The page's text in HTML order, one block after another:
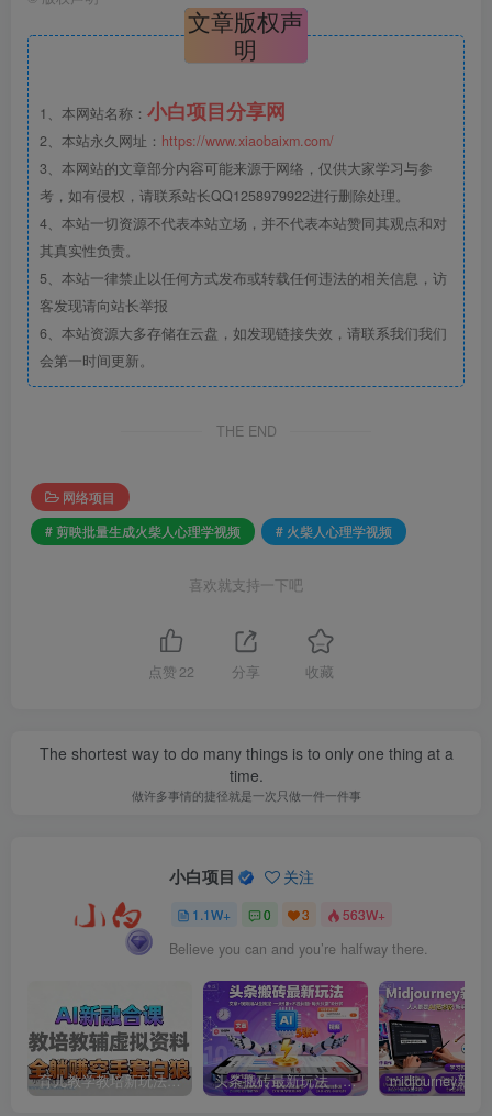
文章版权声
明
1、本网站名称： 小白项目分享网
2、本站永久网址： https://www.xiaobaixm.com/
3、本网站的文章部分内容可能来源于网络，仅供大家学习与参
考，如有侵权，请联系站长QQ1258979922进行删除处理。
4、本站一切资源不代表本站立场，并不代表本站赞同其观点和对
其真实性负责。
5、本站一律禁止以任何方式发布或转载任何违法的相关信息，访
客发现请向站长举报
6、本站资源大多存储在云盘，如发现链接失效，请联系我们我们
会第一时间更新。
THE END
网络项目
# 剪映批量生成火柴人心理学视频
# 火柴人心理学视频
喜欢就支持一下吧
点赞 22 分享 收藏
The shortest way to do many things is to only one thing at a
time.
做许多事情的捷径就是一次只做一件一件事
小白项目 关注
1.1W+ 0 3 563W+
Believe you can and you’re halfway there.
育儿教学教培新玩法，AI生成教学视频，市场大，操作简单，变现天花板非常高 头条搬砖最新玩法，文章+视频用AI全搞定，一天5张+不是问题，每天只需10分钟